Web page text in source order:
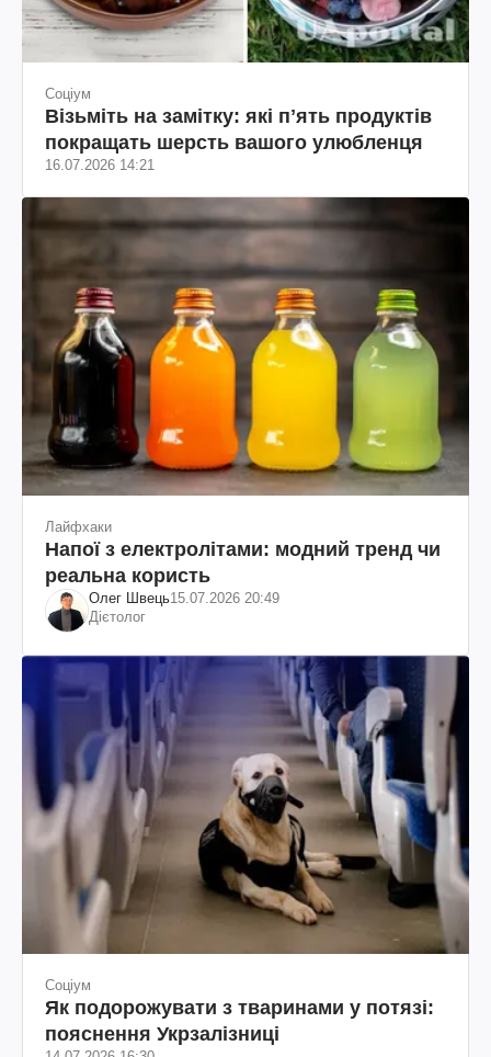
Соціум
Візьміть на замітку: які пʼять продуктів
покращать шерсть вашого улюбленця
16.07.2026 14:21
Лайфхаки
Напої з електролітами: модний тренд чи
реальна користь
Олег Швець15.07.2026 20:49
Дієтолог
Соціум
Як подорожувати з тваринами у потязі:
пояснення Укрзалізниці